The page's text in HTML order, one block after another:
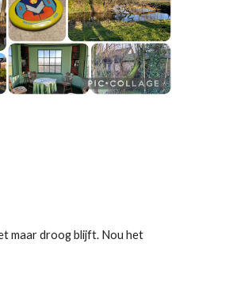
maar droog blijft. Nou het